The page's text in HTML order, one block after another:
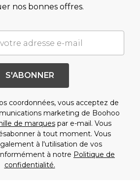
nos bonnes offres.
S'ABONNER
coordonnées, vous acceptez de
marketing de Boohoo
de marquespar e-mail. Vous
à tout moment. Vous
à l'utilisation de vos
à notre Politique de
confidentialité.